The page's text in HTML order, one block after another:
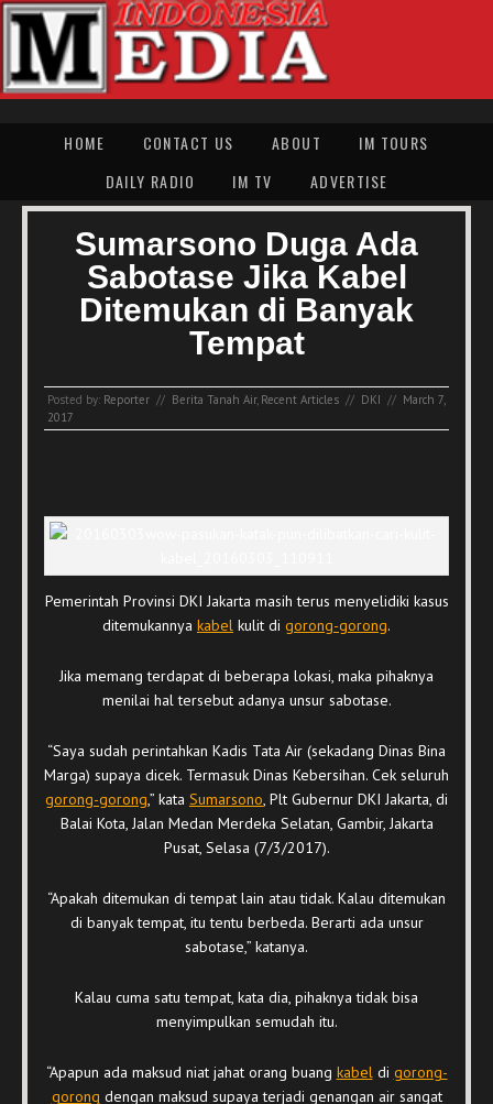
HOME CONTACT US ABOUT
IM TOURS
DAILY RADIO
IM TV ADVERTISE
Sumarsono Duga Ada
Sabotase Jika Kabel
Ditemukan di Banyak
Tempat
Posted by: Reporter // Berita Tanah Air, Recent Articles // DKI // March 7,
2017
Pemerintah Provinsi DKI Jakarta masih terus menyelidiki kasus
ditemukannya kabel kulit di gorong-gorong.
Jika memang terdapat di beberapa lokasi, maka pihaknya
menilai hal tersebut adanya unsur sabotase.
“Saya sudah perintahkan Kadis Tata Air (sekadang Dinas Bina
Marga) supaya dicek. Termasuk Dinas Kebersihan. Cek seluruh
gorong-gorong,” kata Sumarsono , Plt Gubernur DKI Jakarta, di
Balai Kota, Jalan Medan Merdeka Selatan, Gambir, Jakarta
Pusat, Selasa (7/3/2017).
“Apakah ditemukan di tempat lain atau tidak. Kalau ditemukan
di banyak tempat, itu tentu berbeda. Berarti ada unsur
sabotase,” katanya.
Kalau cuma satu tempat, kata dia, pihaknya tidak bisa
menyimpulkan semudah itu.
“Apapun ada maksud niat jahat orang buang kabel di gorong-
gorong dengan maksud supaya terjadi genangan air sangat